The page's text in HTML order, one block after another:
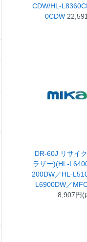
CDW/HL-
0CDW
DR-60J リサイ
ラザー)(HL-
200DW／HL-
L6900DW／
8,907円(